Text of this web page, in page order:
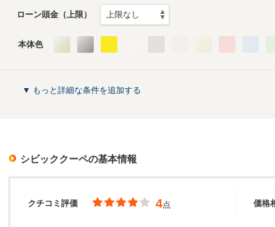
ローン頭金（上限）
本体色
▼ もっと詳細な条件を追加する
シビッククーペの基本情報
クチコミ評価 価格
4点